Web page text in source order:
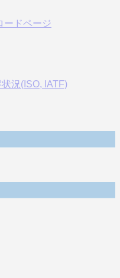
ードページ
況(ISO, IATF)